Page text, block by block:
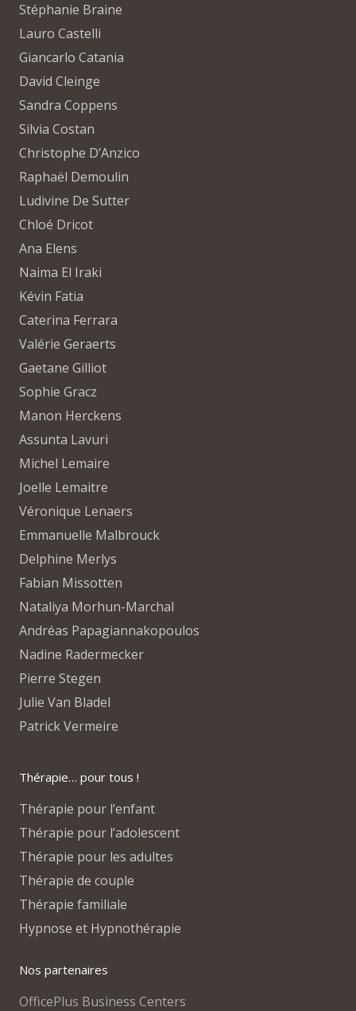
Stéphanie Braine
Lauro Castelli
Giancarlo Catania
David Cleinge
Sandra Coppens
Silvia Costan
Christophe D’Anzico
Raphaël Demoulin
Ludivine De Sutter
Chloé Dricot
Ana Elens
Naima El Iraki
Kévin Fatia
Caterina Ferrara
Valérie Geraerts
Gaetane Gilliot
Sophie Gracz
Manon Herckens
Assunta Lavuri
Michel Lemaire
Joelle Lemaitre
Véronique Lenaers
Emmanuelle Malbrouck
Delphine Merlys
Fabian Missotten
Nataliya Morhun-Marchal
Andréas Papagiannakopoulos
Nadine Radermecker
Pierre Stegen
Julie Van Bladel
Patrick Vermeire
Thérapie… pour tous !
Thérapie pour l’enfant
Thérapie pour l’adolescent
Thérapie pour les adultes
Thérapie de couple
Thérapie familiale
Hypnose et Hypnothérapie
Nos partenaires
OfficePlus Business Centers